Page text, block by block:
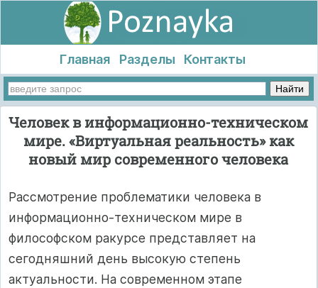
Главная Разделы Контакты
Человек в информационно-техническом
мире. «Виртуальная реальность» как
новый мир современного человека
Рассмотрение проблематики человека в
информационно-техническом мире в
философском ракурсе представляет на
сегодняшний день высокую степень
актуальности. На современном этапе